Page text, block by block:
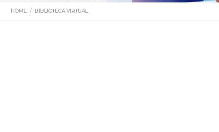
HOME / BIBLIOTECA VIRTUAL